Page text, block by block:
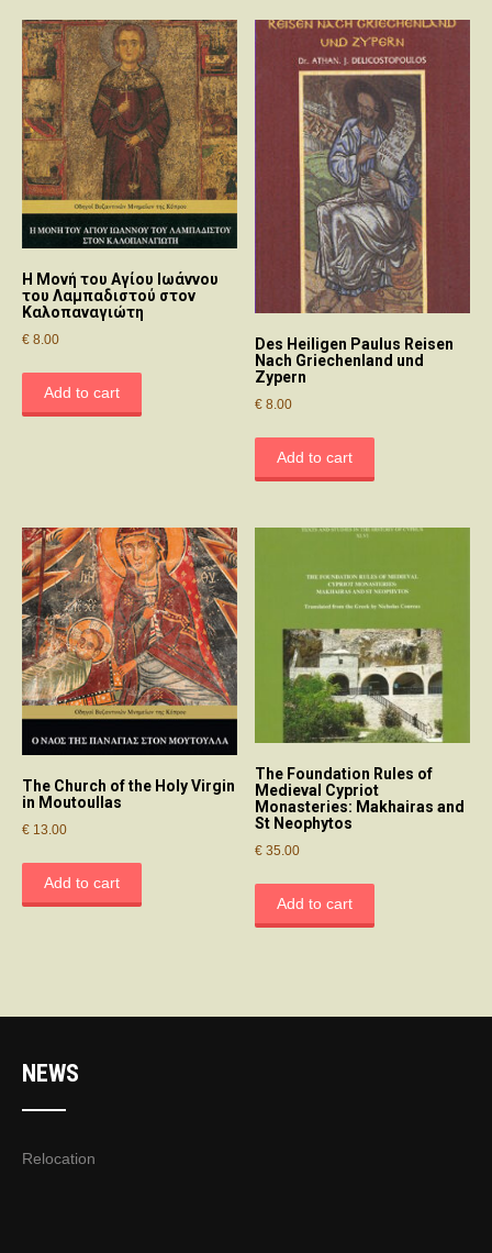
Η Μονή του Αγίου Ιωάννου
του Λαμπαδιστού στον
Καλοπαναγιώτη
€ 8.00
Add to cart
Des Heiligen Paulus Reisen
Nach Griechenland und
Zypern
€ 8.00
Add to cart
The Church of the Holy Virgin
in Moutoullas
€ 13.00
Add to cart
The Foundation Rules of
Medieval Cypriot
Monasteries: Makhairas and
St Neophytos
€ 35.00
Add to cart
NEWS
Relocation